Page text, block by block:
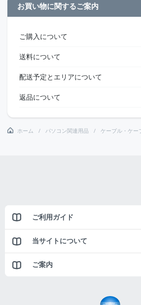
お買い物に関するご案内
ご購入について
送料について
配送予定とエリアについて
返品について
ホーム パソコン関連用品 ケーブル・ケー
ご利用ガイド
当サイトについて
ご案内